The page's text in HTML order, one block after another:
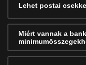
Lehet postai
Miért vannak a